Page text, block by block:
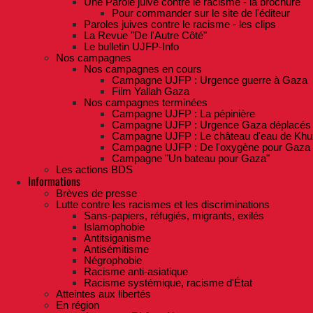
Pour commander sur le site de l'éditeur
Paroles juives contre le racisme - les clips
La Revue "De l'Autre Côté"
Le bulletin UJFP-Info
Nos campagnes
Nos campagnes en cours
Campagne UJFP : Urgence guerre à Gaza
Film Yallah Gaza
Nos campagnes terminées
Campagne UJFP : La pépinière
Campagne UJFP : Urgence Gaza déplacés
Campagne UJFP : Le château d'eau de
Campagne UJFP : De l'oxygène pour Gaza
Campagne "Un bateau pour Gaza"
Les actions BDS
Informations
Brèves de presse
Lutte contre les racismes et les discriminations
Sans-papiers, réfugiés, migrants, exilés
Islamophobie
Antitsiganisme
Antisémitisme
Négrophobie
Racisme anti-asiatique
Racisme systémique, racisme d'État
Atteintes aux libertés
En région